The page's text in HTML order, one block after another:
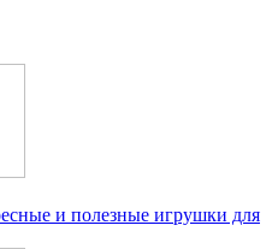
и полезные игрушки для